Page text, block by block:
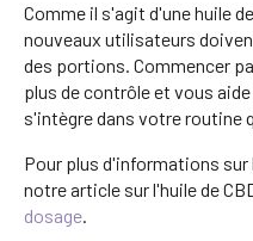
Comme il s'agit d'une huile
nouveaux utilisateurs
des portions. Commencer
plus de contrôle et vous
s'intègre dans votre routine
Pour plus d'informations sur
notre article sur l'huile de
dosage.